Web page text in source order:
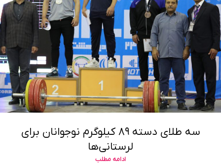
سه طلای دسته ۸۹ کیلوگرم نوجوانان برای
لرستانی‌ها
ادامه مطلب